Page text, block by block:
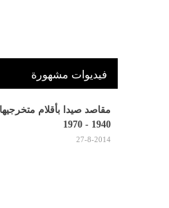
فيديوات مشهورة
مقاصد صيدا بأقلام متخرجيها
1940 - 1970
27-8-2014